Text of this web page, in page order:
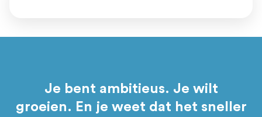
Je bent ambitieus. Je wilt
groeien. En je weet dat het sneller